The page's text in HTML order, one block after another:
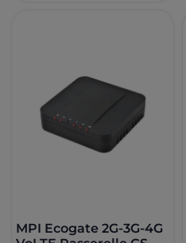
MPI Ecogate 2G-3G-4G